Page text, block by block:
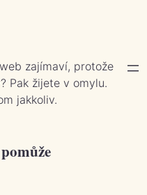
zajímaví, protože
Pak žijete v omylu.
jakkoliv.